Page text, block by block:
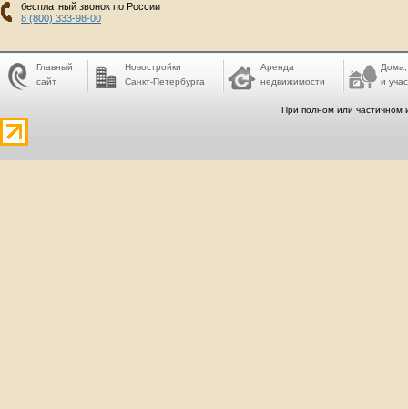
бесплатный звонок по России
8 (800) 333-98-00
Главный
сайт
Новостройки
Санкт-Петербурга
Аренда
недвижимости
Дома,
и
При полном или частичном